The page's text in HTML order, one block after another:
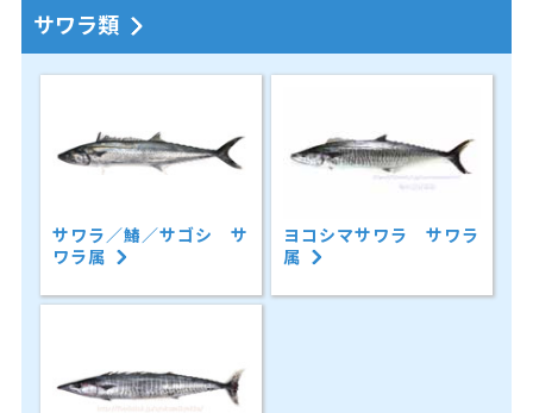
サワラ類
サワラ／鰆／サゴシ サ
ワラ属
ヨコシマサワラ サワラ
属